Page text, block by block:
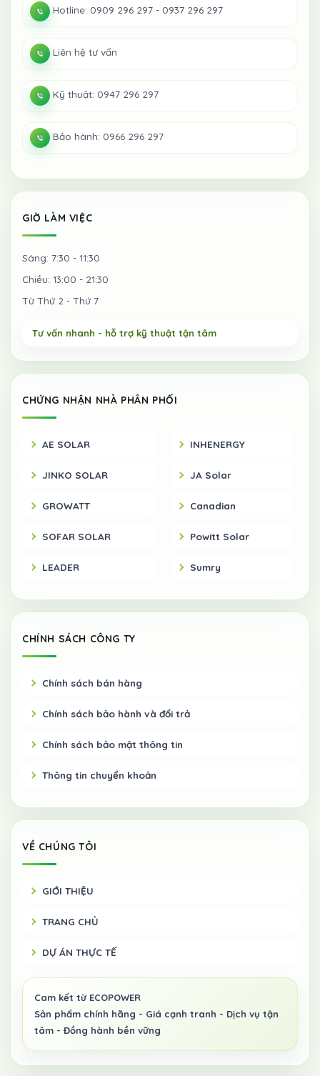
Hotline: 0909 296 297 - 0937 296 297
Liên hệ tư vấn
Kỹ thuật: 0947 296 297
Bảo hành: 0966 296 297
GIỜ LÀM VIỆC
Sáng: 7:30 - 11:30
Chiều: 13:00 - 21:30
Từ Thứ 2 - Thứ 7
CHỨNG NHẬN NHÀ PHÂN PHỐI
AE SOLAR
JINKO SOLAR
GROWATT
SOFAR SOLAR
LEADER
INHENERGY
JA Solar
Canadian
Powitt Solar
Sumry
CHÍNH SÁCH CÔNG TY
Chính sách bán hàng
Chính sách bảo hành và đổi trả
Chính sách bảo mật thông tin
Thông tin chuyển khoản
VỀ CHÚNG TÔI
GIỚI THIỆU
TRANG CHỦ
DỰ ÁN THỰC TẾ